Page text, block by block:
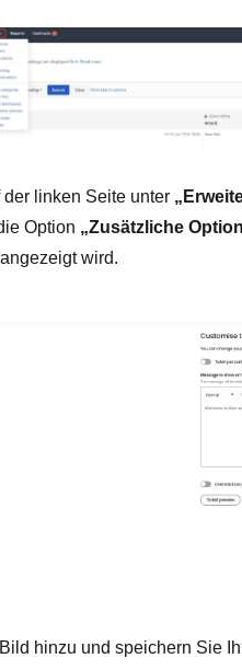
linken Seite unter
Option „Zusätzliche
wird.
hinzu und speichern Sie